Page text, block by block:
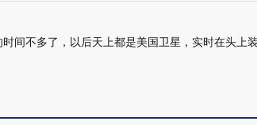
间不多了，以后天上都是美国卫星，实时在头上